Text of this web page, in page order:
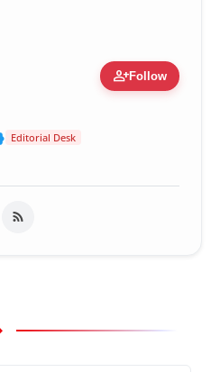
person_addFollow
Verified Public Figure
Editorial Desk